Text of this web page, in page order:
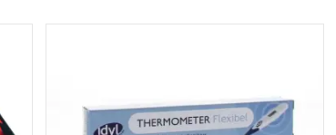
Reddingsdeken 2 m x 1 m Verpakt in een